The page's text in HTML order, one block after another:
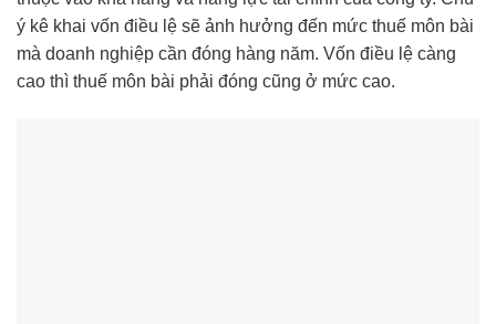
ý kê khai vốn điều lệ sẽ ảnh hưởng đến mức thuế môn bài
mà doanh nghiệp cần đóng hàng năm. Vốn điều lệ càng
cao thì thuế môn bài phải đóng cũng ở mức cao.